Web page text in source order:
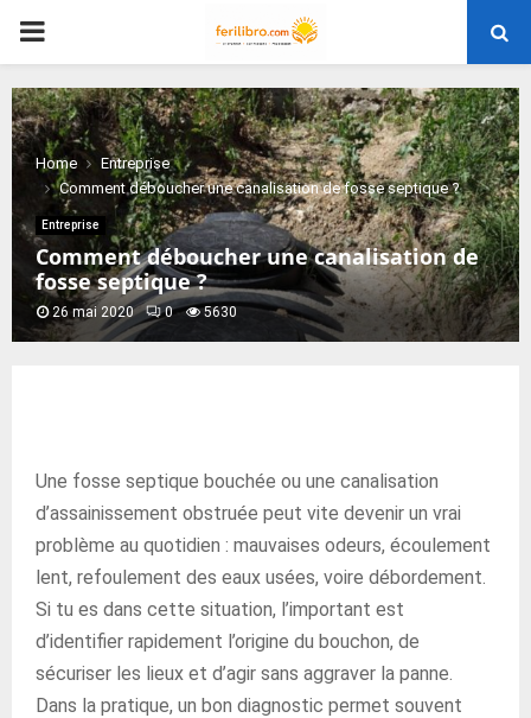
PRIMARY
MENU
Home
Entreprise
Comment déboucher une canalisation de fosse septique ?
Entreprise
Comment déboucher une canalisation de
fosse septique ?
26 mai 2020 0 5630
Une fosse septique bouchée ou une canalisation
d’assainissement obstruée peut vite devenir un vrai
problème au quotidien : mauvaises odeurs, écoulement
lent, refoulement des eaux usées, voire débordement.
Si tu es dans cette situation, l’important est
d’identifier rapidement l’origine du bouchon, de
sécuriser les lieux et d’agir sans aggraver la panne.
Dans la pratique, un bon diagnostic permet souvent